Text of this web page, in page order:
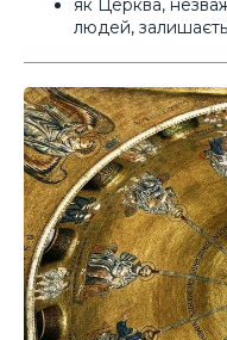
як Церква,
людей,